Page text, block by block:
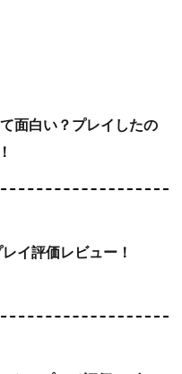
面白い？プレイしたの
イ評価レビュー！